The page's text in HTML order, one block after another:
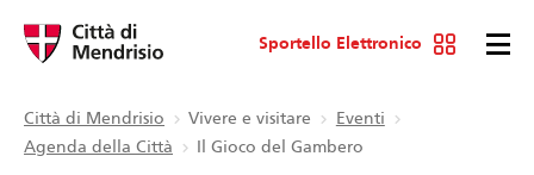
Sportello Elettronico
Città di Mendrisio Vivere e visitare
Eventi
Agenda della Città
Il Gioco del Gambero